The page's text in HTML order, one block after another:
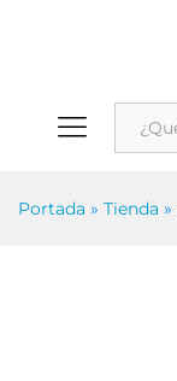
Portada » Tienda »